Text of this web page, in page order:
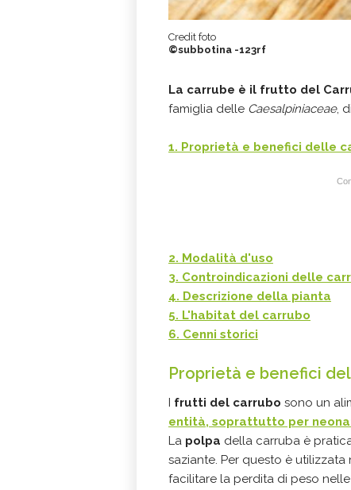
Credit foto
©subbotina -123rf
La carrube è il frutto del
famiglia delle Caesalpiniaceae,
1. Proprietà e benefici delle
2. Modalità d'uso
3. Controindicazioni delle
4. Descrizione della pianta
5. L'habitat del carrubo
6. Cenni storici
Proprietà e benefici
I frutti del carrubo sono un
entità, soprattutto per
La polpa della carruba è
saziante. Per questo è
facilitare la perdita di peso nelle